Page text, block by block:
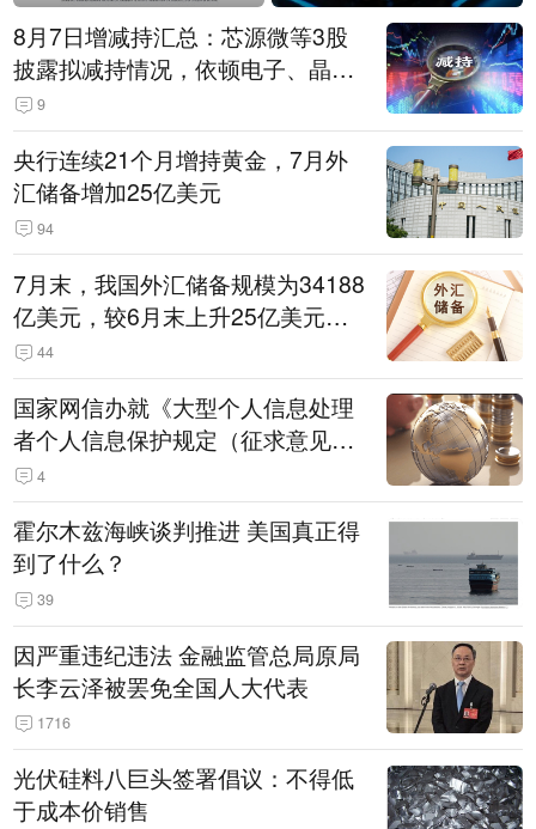
8月7日增减持汇总：芯源微等3股
披露拟减持情况，依顿电子、晶华
微拟增持（表）
9
央行连续21个月增持黄金，7月外
汇储备增加25亿美元
94
7月末，我国外汇储备规模为34188
亿美元，较6月末上升25亿美元，
升幅为0.07%
44
国家网信办就《大型个人信息处理
者个人信息保护规定（征求意见
稿）》公开征求意见
4
霍尔木兹海峡谈判推进 美国真正得
到了什么？
39
因严重违纪违法 金融监管总局原局
长李云泽被罢免全国人大代表
1716
光伏硅料八巨头签署倡议：不得低
于成本价销售